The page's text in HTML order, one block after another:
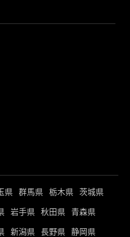
県 群馬県 栃木県 茨城県
岩手県 秋田県 青森県
新潟県 長野県 静岡県